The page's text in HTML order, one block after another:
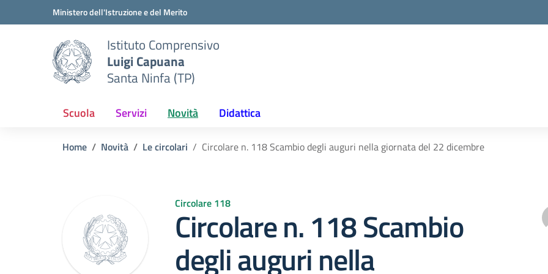
Vai ai contenuti
Vai al menu di navigazioneMinistero dell'Istruzione e del Merito
Istituto Comprensivo
Luigi Capuana
Santa Ninfa (TP)
Scuola Servizi Novità Didattica
Home Novità Le circolari Circolare n. 118 Scambio degli auguri nella giornata del 22 dicembre
Circolare 118
Circolare n. 118 Scambio
degli auguri nella